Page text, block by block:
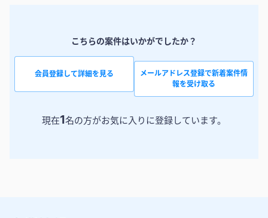
こちらの案件はいかがでしたか？
会員登録して詳細を見る
メールアドレス登録で新着案件情
報を受け取る
現在1名の方がお気に入りに登録しています。